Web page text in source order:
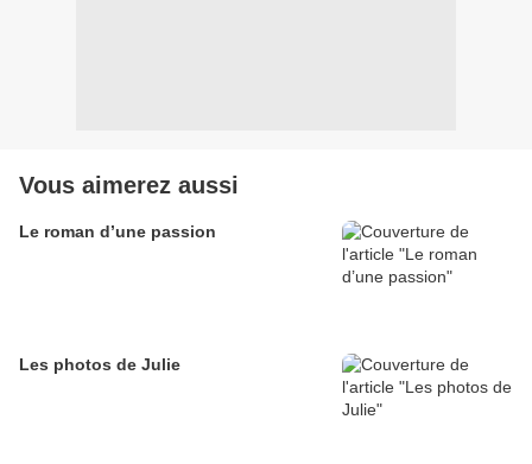
Vous aimerez aussi
Le roman d’une passion
Les photos de Julie